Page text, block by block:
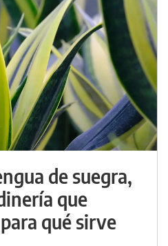
de suegra,
que
qué sirve